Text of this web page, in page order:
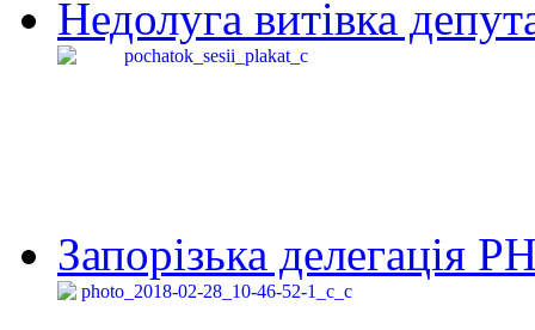
Недолуга витівка
Запорізька делегація